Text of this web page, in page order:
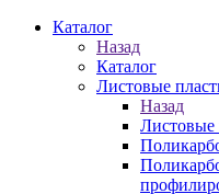
Каталог
Назад
Каталог
Листовые
Назад
Листовые